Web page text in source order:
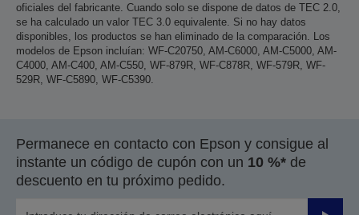
oficiales del fabricante. Cuando solo se dispone de datos de TEC 2.0,
se ha calculado un valor TEC 3.0 equivalente. Si no hay datos
disponibles, los productos se han eliminado de la comparación. Los
modelos de Epson incluían: WF-C20750, AM-C6000, AM-C5000, AM-
C4000, AM-C400, AM-C550, WF-879R, WF-C878R, WF-579R, WF-
529R, WF-C5890, WF-C5390.
Permanece en contacto con Epson y consigue al
instante un código de cupón con un 10 %* de
descuento en tu próximo pedido.